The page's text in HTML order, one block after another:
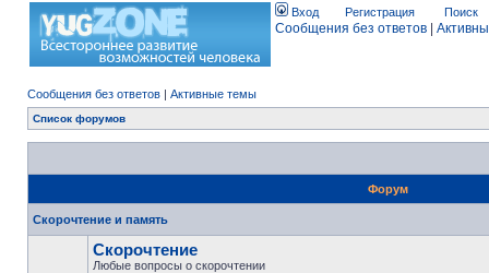
Вход Регистрация Поиск
Сообщения без ответов
Сообщения без ответов | Активные темы
Список форумов
Форум
Скорочтение и память
Скорочтение
Любые вопросы о скорочтении